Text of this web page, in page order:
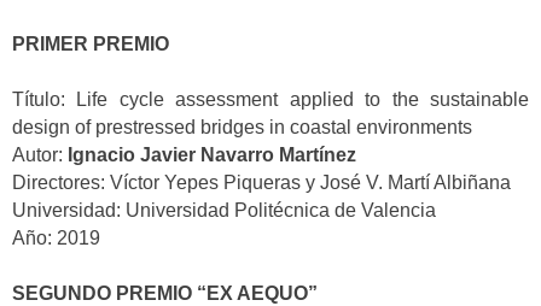
PRIMER PREMIO
Título: Life cycle assessment applied to the sustainable
design of prestressed bridges in coastal environments
Autor: Ignacio Javier Navarro Martínez
Directores: Víctor Yepes Piqueras y José V. Martí Albiñana
Universidad: Universidad Politécnica de Valencia
Año: 2019
SEGUNDO PREMIO “EX AEQUO”